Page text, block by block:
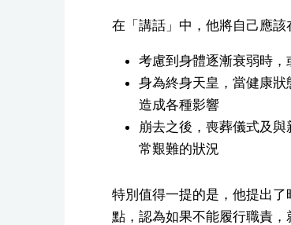
在「講話」中，他將自己應該
考慮到身體逐漸衰弱時
身為終身天皇，當健康
造成各種影響
崩去之後，喪葬儀式及
常艱難的狀況
特別值得一提的是，他提出
點，認為如果不能履行職責